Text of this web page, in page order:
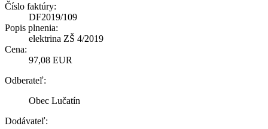
Číslo faktúry:
DF2019/109
Popis plnenia:
elektrina ZŠ 4/2019
Cena:
97,08 EUR
Odberateľ:
Obec Lučatín
Dodávateľ: